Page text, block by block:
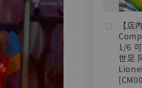
【店
1/6
世足